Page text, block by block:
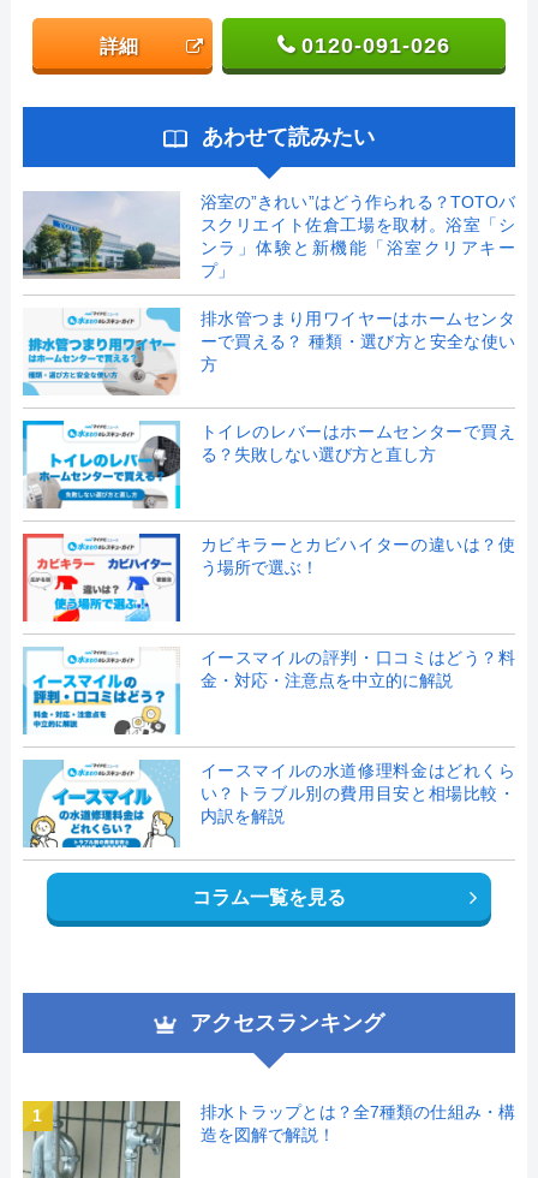
詳細 0120-091-026
あわせて読みたい
浴室の”きれい”はどう作られる？TOTOバ
スクリエイト佐倉工場を取材。浴室「シ
ンラ」体験と新機能「浴室クリアキー
プ」
排水管つまり用ワイヤーはホームセンタ
ーで買える？ 種類・選び方と安全な使い
方
トイレのレバーはホームセンターで買え
る？失敗しない選び方と直し方
カビキラーとカビハイターの違いは？使
う場所で選ぶ！
イースマイルの評判・口コミはどう？料
金・対応・注意点を中立的に解説
イースマイルの水道修理料金はどれくら
い？トラブル別の費用目安と相場比較・
内訳を解説
コラム一覧を見る
アクセスランキング
1
排水トラップとは？全7種類の仕組み・構
造を図解で解説！